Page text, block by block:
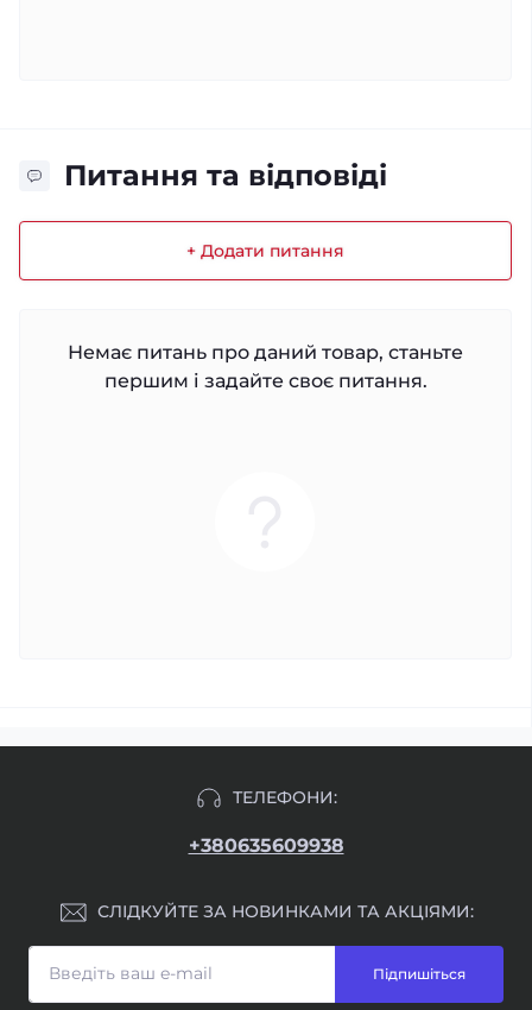
Питання та відповіді
+ Додати питання
Немає питань про даний товар, станьте
першим і задайте своє питання.
ТЕЛЕФОНИ:
+380635609938
СЛІДКУЙТЕ ЗА НОВИНКАМИ ТА АКЦІЯМИ:
Підпишіться